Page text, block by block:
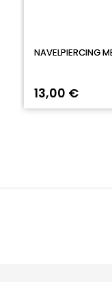
NAVELPIERCING
13,00 €